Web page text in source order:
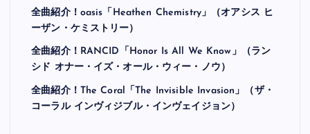
全曲紹介！oasis「Heathen Chemistry」（オアシス ヒ
ーザン・ケミストリー）
全曲紹介！RANCID「Honor Is All We Know」（ラン
シド オナー・イズ・オール・ウィー・ノウ）
全曲紹介！The Coral「The Invisible Invasion」（ザ・
コーラル インヴィジブル・インヴェイジョン）